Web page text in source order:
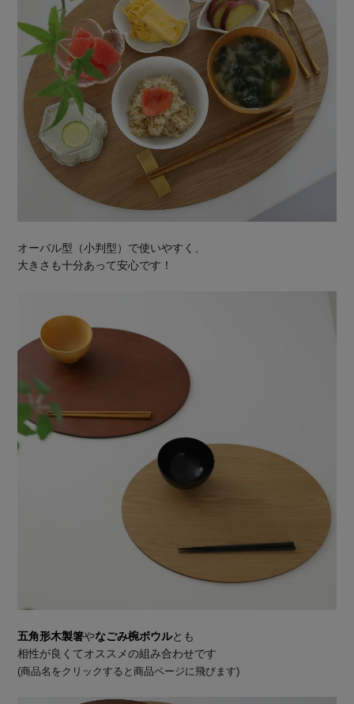
オーバル型（小判型）で使いやすく、
大きさも十分あって安心です！
五角形木製箸やなごみ椀ボウルとも
相性が良くてオススメの組み合わせです
(商品名をクリックすると商品ページに飛びます)